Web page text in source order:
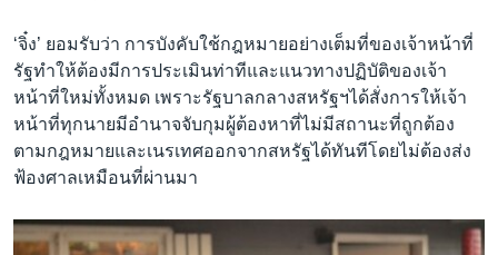
‘จิ๋ง’ ยอมรับว่า การบังคับใช้กฎหมายอย่างเต็มที่ของเจ้าหน้าที่
รัฐทำให้ต้องมีการประเมินท่าทีและแนวทางปฏิบัติของเจ้า
หน้าที่ใหม่ทั้งหมด เพราะรัฐบาลกลางสหรัฐฯได้สั่งการให้เจ้า
หน้าที่ทุกนายมีอำนาจจับกุมผู้ต้องหาที่ไม่มีสถานะที่ถูกต้อง
ตามกฎหมายและเนรเทศออกจากสหรัฐได้ทันทีโดยไม่ต้องส่ง
ฟ้องศาลเหมือนที่ผ่านมา